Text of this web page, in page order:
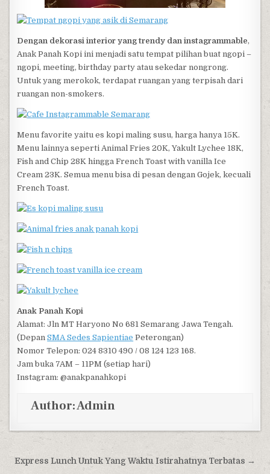
Dengan dekorasi interior yang trendy dan instagrammable,
Anak Panah Kopi ini menjadi satu tempat pilihan buat ngopi –
ngopi, meeting, birthday party atau sekedar nongrong.
Untuk yang merokok, terdapat ruangan yang terpisah dari
ruangan non-smokers.
Menu favorite yaitu es kopi maling susu, harga hanya 15K.
Menu lainnya seperti Animal Fries 20K, Yakult Lychee 18K,
Fish and Chip 28K hingga French Toast with vanilla Ice
Cream 23K. Semua menu bisa di pesan dengan Gojek, kecuali
French Toast.
Anak Panah Kopi
Alamat: Jln MT Haryono No 681 Semarang Jawa Tengah.
(DepanSMA Sedes Sapientiae Peterongan)
Nomor Telepon: 024 8310 490 / 08 124 123 168.
Jam buka 7AM – 11PM (setiap hari)
Instagram: @anakpanahkopi
Author:Admin
Post navigation
Express Lunch Untuk Yang Waktu Istirahatnya Terbatas →